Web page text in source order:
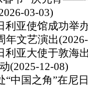
03-03)
利亚使馆成功举
年文艺演出
利亚大使于敦海
(2025-12-08)
“中国之角”在尼